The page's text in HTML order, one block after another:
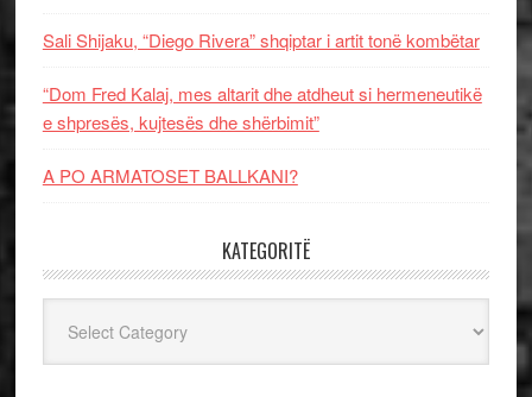
Sali Shijaku, “Diego Rivera” shqiptar i artit tonë kombëtar
“Dom Fred Kalaj, mes altarit dhe atdheut si hermeneutikë
e shpresës, kujtesës dhe shërbimit”
A PO ARMATOSET BALLKANI?
KATEGORITË